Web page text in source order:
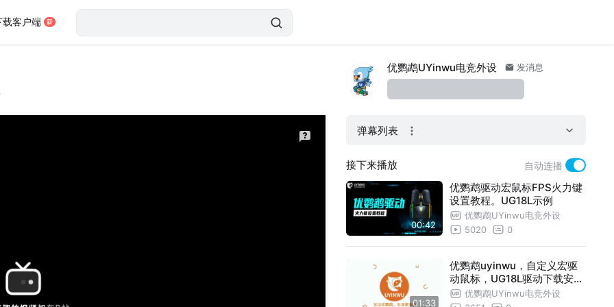
载客户端
优鹦鹉UYinwu电竞外设 发消息
弹幕列表
接下来播放 自动连播
00:42
优鹦鹉驱动宏鼠标FPS火力键
设置教程。UG18L示例
优鹦鹉UYinwu电竞外设
5020
0
01:33
优鹦鹉uyinwu，自定义宏驱
动鼠标，UG18L驱动下载安装
教程优鹦鹉UYinwu电竞外设